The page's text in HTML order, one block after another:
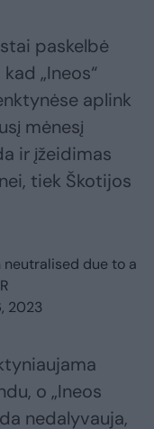
paskelbė
„Ineos“
aplink
mėnesį
ir įžeidimas
tiek Škotijos
neutralised due to a
2023
o „Ineos
nedalyvauja,